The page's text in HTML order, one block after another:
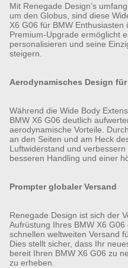
Mit Renegade Design’s
um den Globus, sind diese
X6 G06 für BMW
Premium-Upgrade ermöglicht
personalisieren und seine
steigern.
Aerodynamisches Design
Während die Wide Body
BMW X6 G06 deutlich
aerodynamische Vorteile.
an den Seiten und am Heck
Luftwiderstand und
besseren Handling und einer
Prompter globaler Versand
Renegade Design ist sich der
Aufrüstung Ihres BMW X6
schnellen weltweiten Versand
Dies stellt sicher, dass Ihr
bereit Ihren BMW X6 G06 zu
zu erheben.